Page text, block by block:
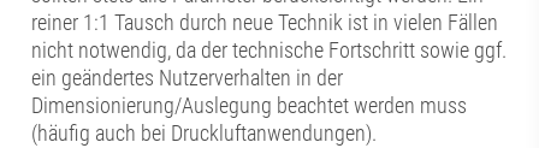
reiner 1:1 Tausch durch neue Technik ist in vielen Fällen
nicht notwendig, da der technische Fortschritt sowie ggf.
ein geändertes Nutzerverhalten in der
Dimensionierung/Auslegung beachtet werden muss
(häufig auch bei Druckluftanwendungen).